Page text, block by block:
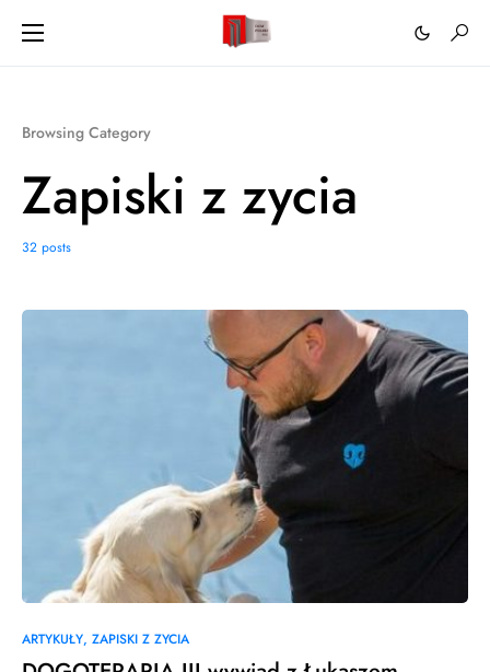
Browsing Category
Zapiski z zycia
32 posts
ARTYKUŁY ZAPISKI Z ZYCIA